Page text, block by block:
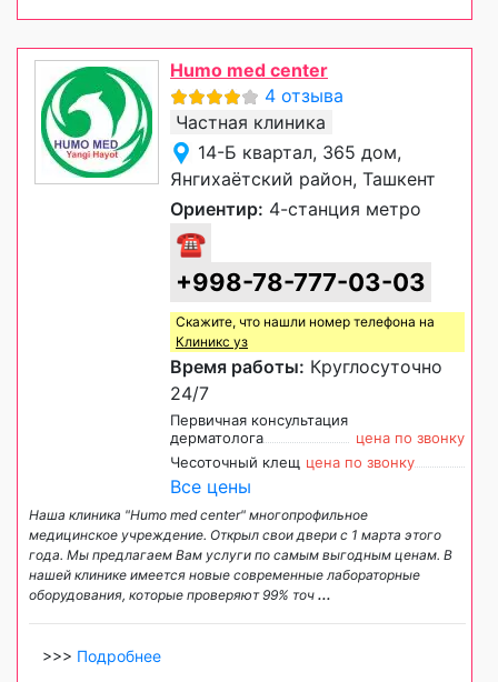
Humo med center
4 отзыва
Частная клиника
14-Б квартал, 365 дом,
Янгихаётский район, Ташкент
Ориентир: 4-станция метро
☎
+998-78-777-03-03
Скажите, что нашли номер телефона на
Клиникс уз
Время работы: Круглосуточно
24/7
Первичная консультация
дерматолога
цена по звонку
Чесоточный клещ цена по звонку
Все цены
Наша клиника "Humo med center" многопрофильное
медицинское учреждение. Открыл свои двери с 1 марта этого
года. Мы предлагаем Вам услуги по самым выгодным ценам. В
нашей клинике имеется новые современные лабораторные
оборудования, которые проверяют 99% точ ...
>>> Подробнее